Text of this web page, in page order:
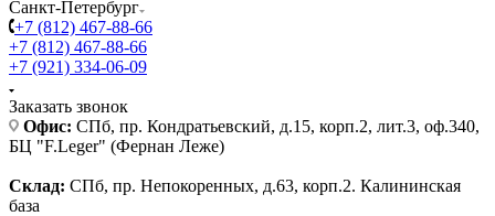
Санкт-Петербург
+7 (812) 467-88-66
+7 (812) 467-88-66
+7 (921) 334-06-09
Заказать звонок
Офис: СПб, пр. Кондратьевский, д.15, корп.2, лит.3, оф.340,
БЦ "F.Leger" (Фернан Леже)
Склад: СПб, пр. Непокоренных, д.63, корп.2. Калининская
база